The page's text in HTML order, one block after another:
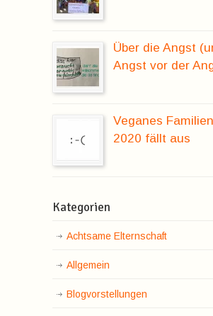
Über die Angst
Angst vor der
Veganes
2020 fällt aus
Kategorien
Achtsame Elternschaft
Allgemein
Blogvorstellungen